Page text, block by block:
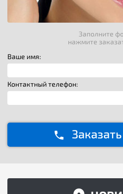
Заполните
нажмите
Ваше имя:
Контактный телефон: